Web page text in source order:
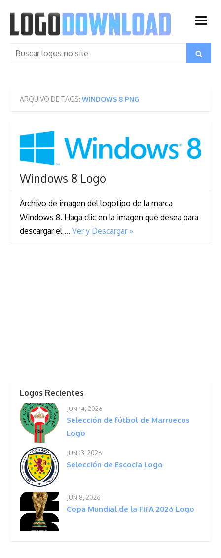
content
open
Search
Search
ARQUIVO DE TAGS: WINDOWS 8 PNG
Windows 8 Logo
Archivo de imagen del logotipo de la marca
Windows 8. Haga clic en la imagen que desea para
descargar el … Ver y Descargar »
Logos Recientes
JUN 14, 2026
Selección de fútbol de Marruecos
Logo
JUN 13, 2026
Selección de Escocia Logo
JUN 8, 2026
Copa Mundial de la FIFA 2026 Logo